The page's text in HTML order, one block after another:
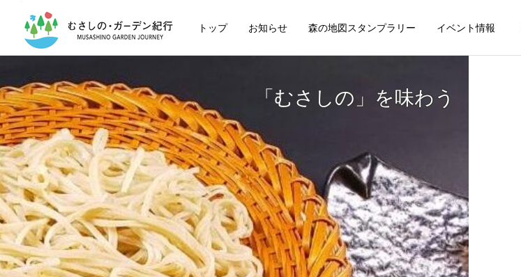
トップ お知らせ 森の地図スタンプラリー イベント情報
「むさしの」を味わう